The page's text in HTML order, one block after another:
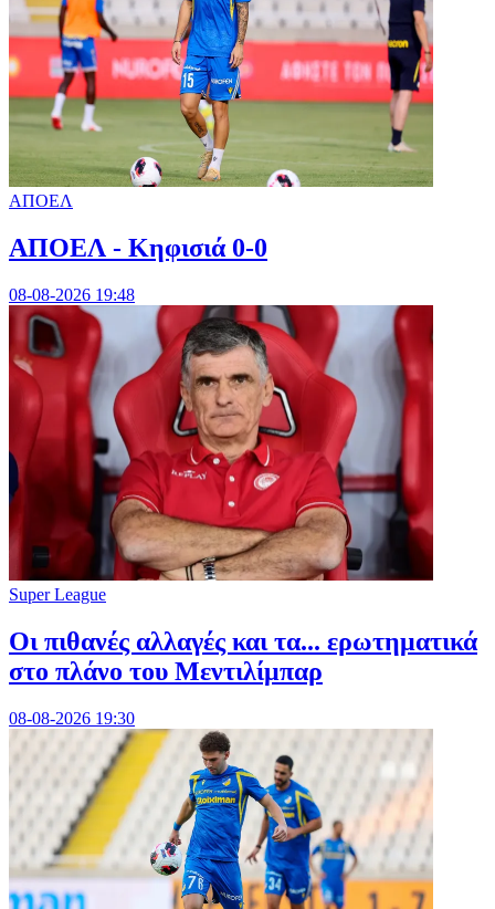
ΑΠΟΕΛ
ΑΠΟΕΛ - Κηφισιά 0-0
08-08-2026 19:48
Super League
Οι πιθανές αλλαγές και τα... ερωτηματικά
στο πλάνο του Μεντιλίμπαρ
08-08-2026 19:30